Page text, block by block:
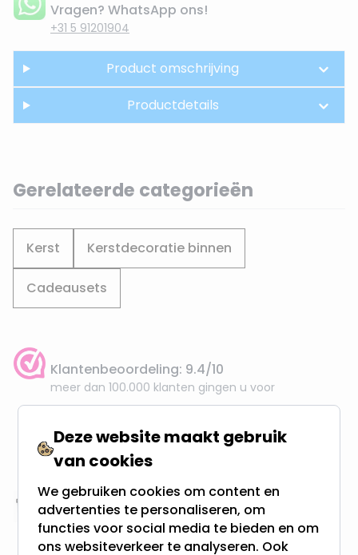
Vragen? WhatsApp ons!
+31 5 91201904
Product omschrijving
Productdetails
Gerelateerde categorieën
Kerst Kerstdecoratie binnen
Cadeausets
Klantenbeoordeling: 9.4/10
meer dan 100.000 klanten gingen u voor
Gratis verzending + snel geleverd
Vanaf EUR100,- naar NL & BE
& 100 dagen recht op retour
Altijd uit eigen voorraad
3000m2 - 60.000+ Producten
Deze website maakt gebruik
van cookies
We gebruiken cookies om content en
advertenties te personaliseren, om
functies voor social media te bieden en om
ons websiteverkeer te analyseren. Ook